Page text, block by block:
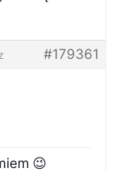
#179361
😉